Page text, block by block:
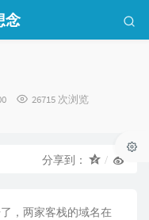
念
26715 次浏览
分享到：
，两家客栈的域名在